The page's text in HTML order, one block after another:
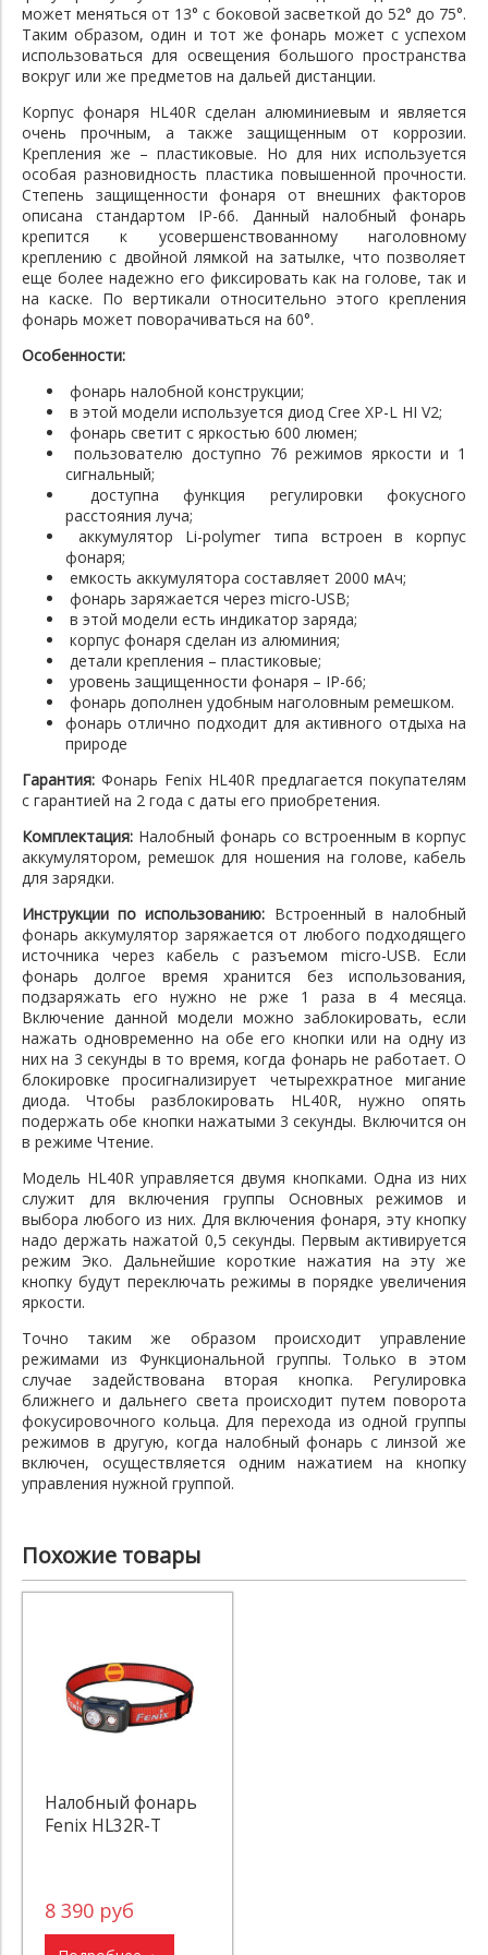
может меняться от 13° с боковой засветкой до 52° до 75°.
Таким образом, один и тот же фонарь может с успехом
использоваться для освещения большого пространства
вокруг или же предметов на дальей дистанции.
Корпус фонаря HL40R сделан алюминиевым и является
очень прочным, а также защищенным от коррозии.
Крепления же – пластиковые. Но для них используется
особая разновидность пластика повышенной прочности.
Степень защищенности фонаря от внешних факторов
описана стандартом IP-66. Данный налобный фонарь
крепится к усовершенствованному наголовному
креплению с двойной лямкой на затылке, что позволяет
еще более надежно его фиксировать как на голове, так и
на каске. По вертикали относительно этого крепления
фонарь может поворачиваться на 60°.
Особенности:
фонарь налобной конструкции;
в этой модели используется диод Cree XP-L HI V2;
фонарь светит с яркостью 600 люмен;
пользователю доступно 76 режимов яркости и 1
сигнальный;
доступна функция регулировки фокусного
расстояния луча;
аккумулятор Li-polymer типа встроен в корпус
фонаря;
емкость аккумулятора составляет 2000 мАч;
фонарь заряжается через micro-USB;
в этой модели есть индикатор заряда;
корпус фонаря сделан из алюминия;
детали крепления – пластиковые;
уровень защищенности фонаря – IP-66;
фонарь дополнен удобным наголовным ремешком.
фонарь отлично подходит для активного отдыха на
природе
Гарантия: Фонарь Fenix HL40R предлагается покупателям
с гарантией на 2 года с даты его приобретения.
Комплектация: Налобный фонарь со встроенным в корпус
аккумулятором, ремешок для ношения на голове, кабель
для зарядки.
Инструкции по использованию: Встроенный в налобный
фонарь аккумулятор заряжается от любого подходящего
источника через кабель с разъемом micro-USB. Если
фонарь долгое время хранится без использования,
подзаряжать его нужно не рже 1 раза в 4 месяца.
Включение данной модели можно заблокировать, если
нажать одновременно на обе его кнопки или на одну из
них на 3 секунды в то время, когда фонарь не работает. О
блокировке просигнализирует четырехкратное мигание
диода. Чтобы разблокировать HL40R, нужно опять
подержать обе кнопки нажатыми 3 секунды. Включится он
в режиме Чтение.
Модель HL40R управляется двумя кнопками. Одна из них
служит для включения группы Основных режимов и
выбора любого из них. Для включения фонаря, эту кнопку
надо держать нажатой 0,5 секунды. Первым активируется
режим Эко. Дальнейшие короткие нажатия на эту же
кнопку будут переключать режимы в порядке увеличения
яркости.
Точно таким же образом происходит управление
режимами из Функциональной группы. Только в этом
случае задействована вторая кнопка. Регулировка
ближнего и дальнего света происходит путем поворота
фокусировочного кольца. Для перехода из одной группы
режимов в другую, когда налобный фонарь с линзой же
включен, осуществляется одним нажатием на кнопку
управления нужной группой.
Похожие товары
Налобный фонарь
Fenix HL32R-T
8 390 руб